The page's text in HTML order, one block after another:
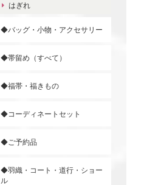
はぎれ
◆バッグ・小物・アクセサリー
◆帯留め（すべて）
◆福帯・福きもの
◆コーディネートセット
◆ご予約品
◆羽織・コート・道行・ショー
ル